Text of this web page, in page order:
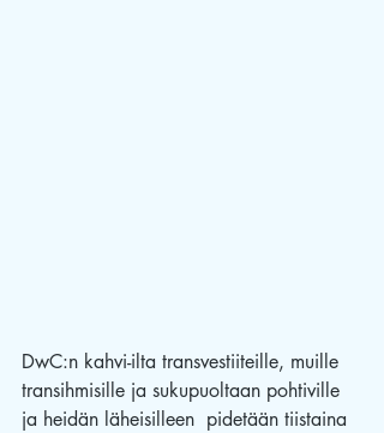
DwC:n kahvi-ilta transvestiiteille, muille
transihmisille ja sukupuoltaan pohtiville
ja heidän läheisilleen  pidetään tiistaina